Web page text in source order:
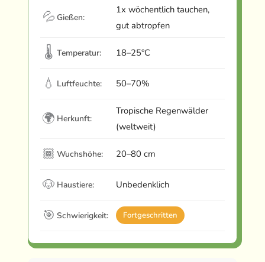
💦 Gießen:
1x wöchentlich tauchen,
gut abtropfen
🌡 Temperatur: 18–25°C
💧 Luftfeuchte: 50–70%
🌍 Herkunft:
Tropische Regenwälder
(weltweit)
🏾 Wuchshöhe: 20–80 cm
🐶 Haustiere: Unbedenklich
🎯 Schwierigkeit: Fortgeschritten